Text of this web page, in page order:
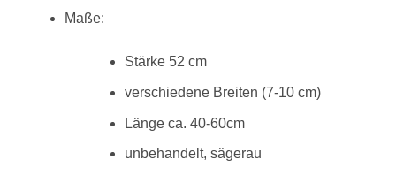
Maße:
Stärke 52 cm
verschiedene Breiten (7-10 cm)
Länge ca. 40-60cm
unbehandelt, sägerau